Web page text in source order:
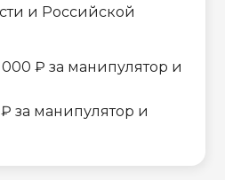
и Российской
₽ за манипулятор и
за манипулятор и